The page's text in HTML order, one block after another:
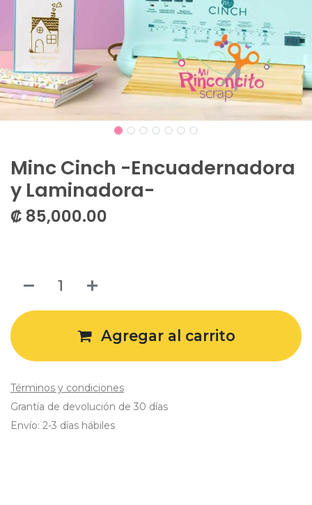
Minc Cinch -Encuadernadora
y Laminadora-
₡ 85,000.00
Agregar al carrito
Términos y condiciones
Grantía de devolución de 30 días
Envío: 2-3 días hábiles